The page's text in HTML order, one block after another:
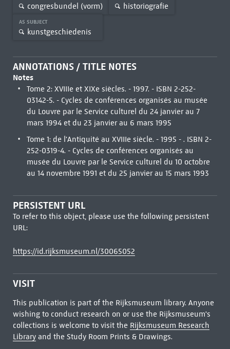
congresbundel (vorm) historiografie
AS SUBJECT
kunstgeschiedenis
ANNOTATIONS / TITLE NOTES
Notes
Tome 2: XVIIIe et XIXe siècles. - 1997. - ISBN 2-252-
03142-5. - Cycles de conférences organisés au musée
du Louvre par le Service culturel du 24 janvier au 7
mars 1994 et du 23 janvier au 6 mars 1995
Tome 1: de l'Antiquité au XVIIIe siècle. - 1995 - . ISBN 2-
252-0319-4. - Cycles de conférences organisés au
musée du Louvre par le Service culturel du 10 octobre
au 14 novembre 1991 et du 25 janvier au 15 mars 1993
PERSISTENT URL
To refer to this object, please use the following persistent
URL:
https://id.rijksmuseum.nl/30065052
VISIT
This publication is part of the Rijksmuseum library. Anyone
wishing to conduct research on or use the Rijksmuseum's
collections is welcome to visit the Rijksmuseum Research
Libraryand the Study Room Prints & Drawings.